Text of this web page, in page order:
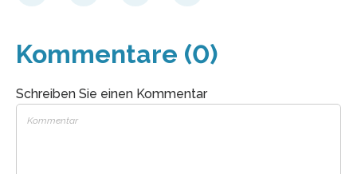
Kommentare (0)
Schreiben Sie einen Kommentar